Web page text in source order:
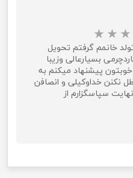
خانمم گرفتم تحویل
بسیارعالی وزیبا
پیشنهاد میکنم به
نکنن خداوکیلی و انصافن
سپاسگزارم از